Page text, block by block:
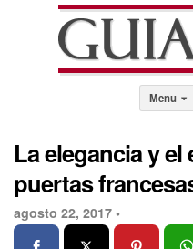
Menu
La elegancia y
puertas
agosto 22, 2017 •